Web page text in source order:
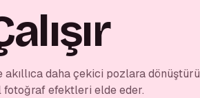
daha çekici pozlara
fotoğraf efektleri elde eder.